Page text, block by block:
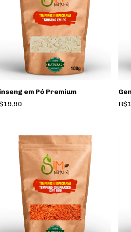
em Pó Premium